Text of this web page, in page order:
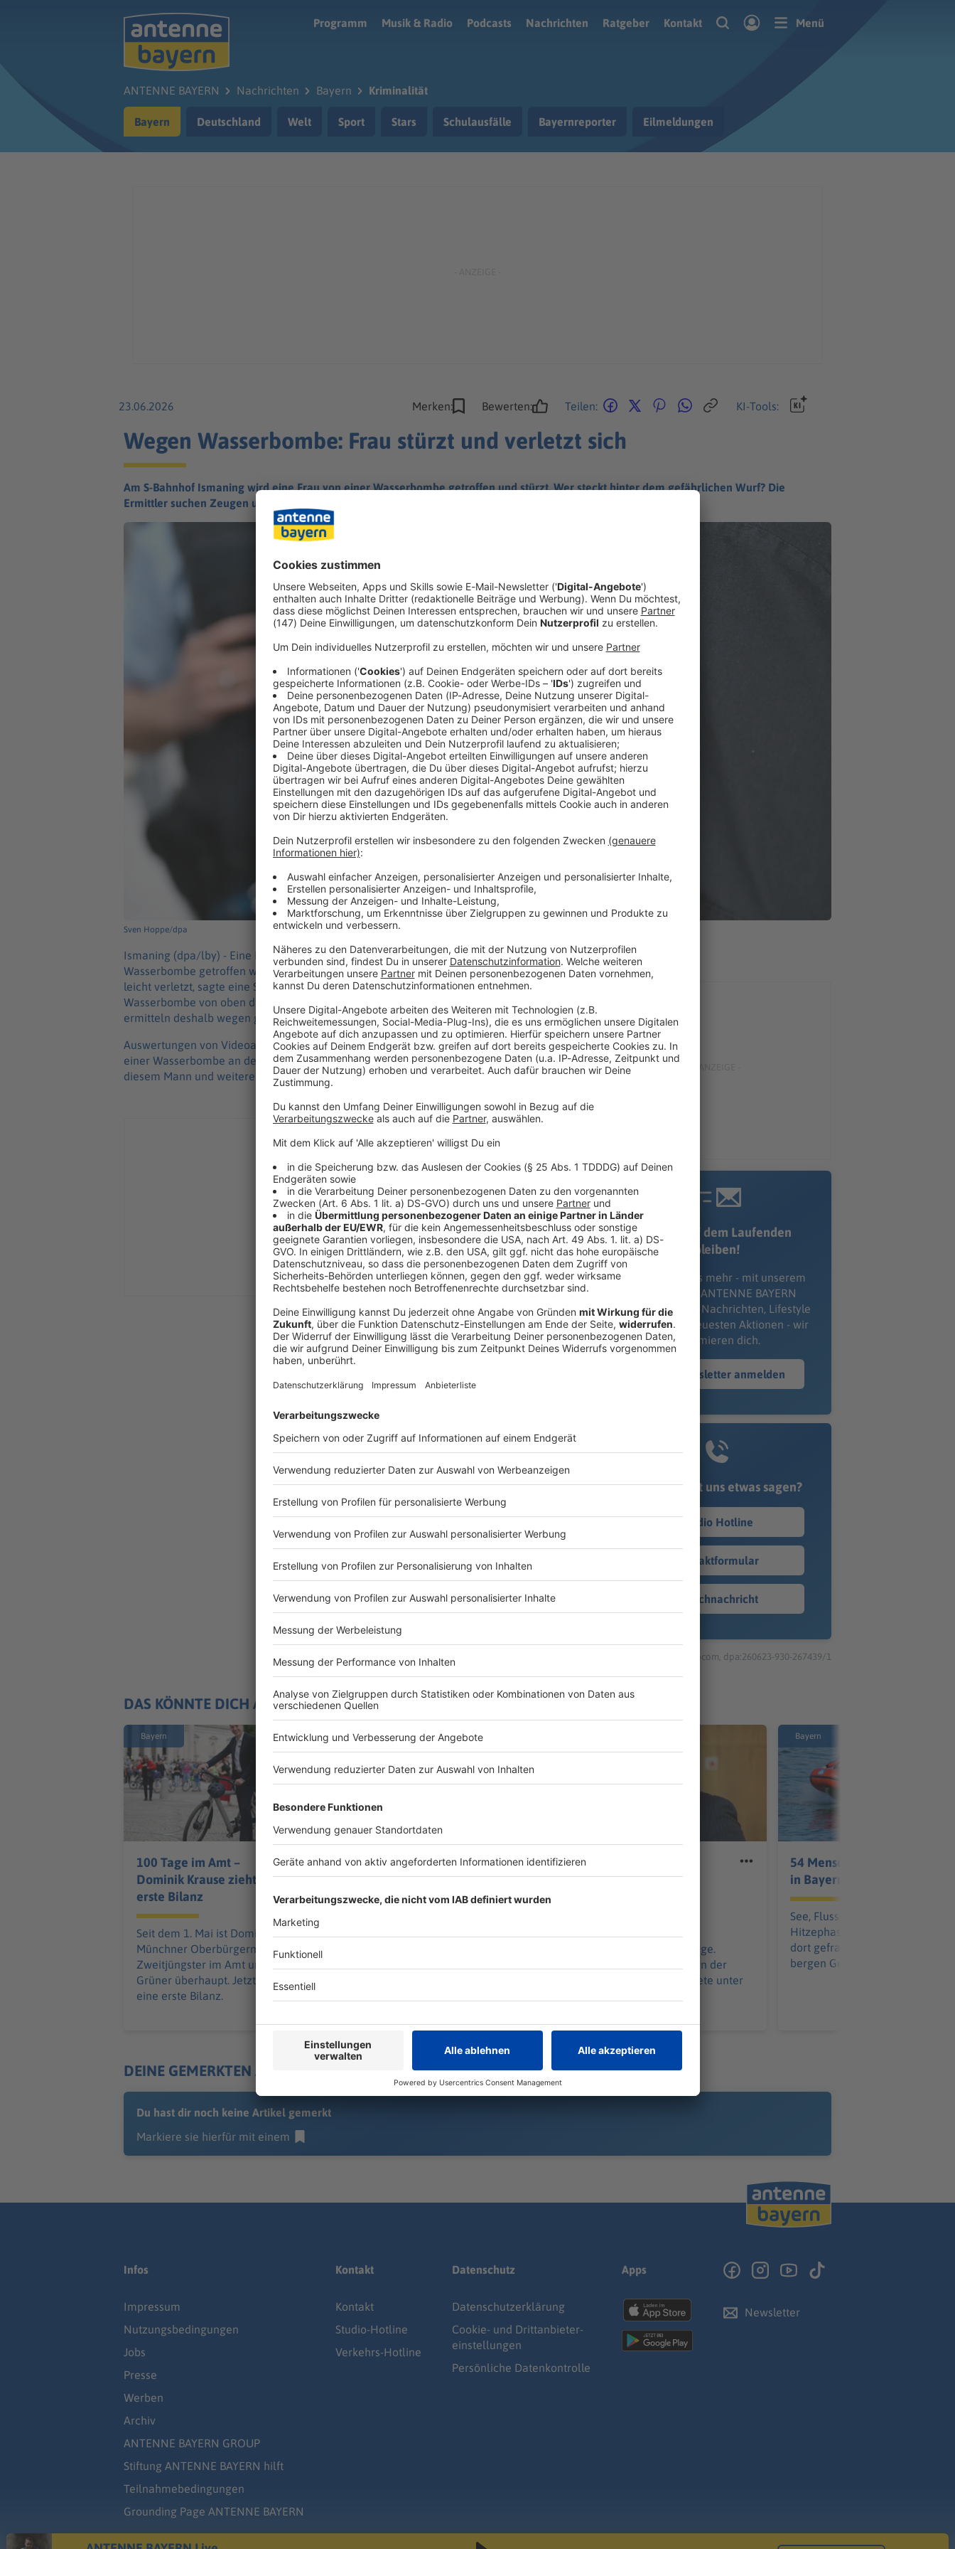
Programm
Musik & Radio Podcasts Nachrichten Ratgeber Kontakt Menü
ANTENNE BAYERN Nachrichten Bayern Kriminalität
Bayern Deutschland Welt Sport Stars Schulausfälle Bayernreporter Eilmeldungen
23.06.2026 Merken: Bewerten: Teilen: KI-Tools:
Wegen Wasserbombe: Frau stürzt und verletzt sich
Am S-Bahnhof Ismaning wird eine Frau von einer Wasserbombe getroffen und stürzt. Wer steckt hinter dem gefährlichen Wurf? Die
Ermittler suchen Zeugen und werten Videos aus.
Sven Hoppe/dpa
Ismaning (dpa/lby) - Eine Frau ist am S-Bahnhof in Ismaning (Landkreis München) von einer
Wasserbombe getroffen worden und daraufhin gestürzt. Die 63-Jährige wurde dadurch
leicht verletzt, sagte eine Sprecherin der Bundespolizei. Den Angaben zufolge wurde die
Wasserbombe von oben durch einen Sichtschacht auf die Frau geworfen. Die Beamten
ermitteln deshalb wegen gefährlicher Körperverletzung.
Auswertungen von Videoaufnahmen ergaben, dass bereits kurz zuvor ein Mann beinahe von
einer Wasserbombe an der gleichen Stelle getroffen wurde. Die Beamten suchen nun nach
diesem Mann und weiteren potenziellen Zeugen der Tat von Ende Mai.
Immer auf dem Laufenden
bleiben!
Verpass' nichts mehr - mit unserem
kostenlosen ANTENNE BAYERN
Newsletter. Ob Nachrichten, Lifestyle
oder unsere neuesten Aktionen - wir
informieren dich.
Zum Newsletter anmelden
Du möchtest uns etwas sagen?
Studio Hotline
Kontaktformular
Sprachnachricht
© dpa-infocom, dpa:260623-930-267439/1
DAS KÖNNTE DICH AUCH INTERESSIEREN
Bayern
100 Tage im Amt –
Dominik Krause zieht
erste Bilanz
Seit dem 1. Mai ist Dominik Krause
Münchner Oberbürgermeister – als
Zweitjüngster im Amt und als erster
Grüner überhaupt. Jetzt zieht er
eine erste Bilanz.
Bayern
Schweinestall in
Flammen – über 1.000
Tiere tot
Verfassungsschutz
beobachtet AfD-
Verfassungsschutz ein Auge.
Inzwischen steht in Bayern der
dritte Landtagsabgeordnete unter
Bayern
54 Menschen ertrinken
in Bayern
See, Fluss, Freibad – gerade in
Hitzephasen ist eine Abkühlung
dort gefragt. Doch Gewässer
bergen Gefahren.
DEINE GEMERKTEN ARTIKEL
Du hast dir noch keine Artikel gemerkt
Markiere sie hierfür mit einem
Infos
Impressum
Nutzungsbedingungen
Jobs
Presse
Werben
Archiv
ANTENNE BAYERN GROUP
Stiftung ANTENNE BAYERN hilft
Teilnahmebedingungen
Grounding Page ANTENNE BAYERN
Kontakt
Kontakt
Studio-Hotline
Verkehrs-Hotline
Datenschutz
Datenschutz­erklärung
Cookie- und Drittanbieter-
einstellungen
Persönliche Datenkontrolle
Apps
Newsletter